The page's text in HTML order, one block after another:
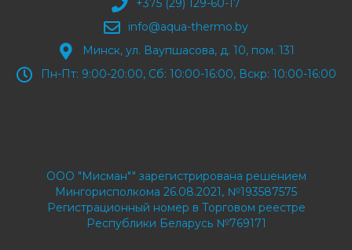
+375 (29) 129-60-17
info@aqua-thermo.by
Минск, ул. Ваупшасова, д. 10, пом. 131
Пн-Пт: 9:00-20:00, Сб: 10:00-16:00, Вскр: 10:00-16:00
ООО "Мисман"" зарегистрирована решением
Мингорисполкома 26.08.2021, №193587575
Регистрационный номер в Торговом реестре
Республики Беларусь №769171